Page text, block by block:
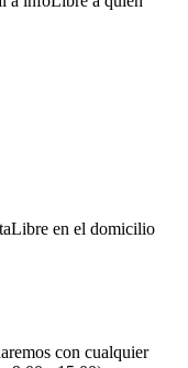
en el domicilio
con cualquier